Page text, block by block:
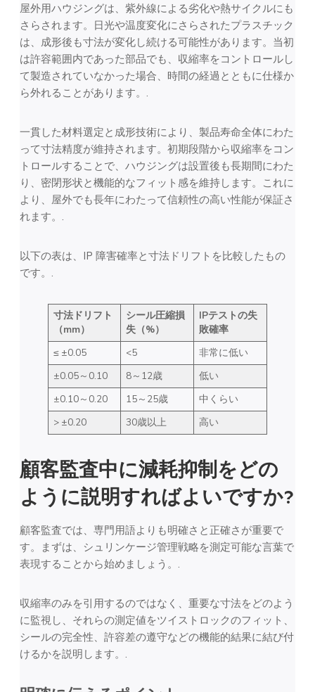
屋外用ハウジングは、紫外線による劣化や熱サイクルにも
さらされます。日光や温度変化にさらされたプラスチック
は、成形後も寸法が変化し続ける可能性があります。当初
は許容範囲内であった部品でも、収縮率をコントロールし
て製造されていなかった場合、時間の経過とともに仕様か
ら外れることがあります。.
一貫した材料選定と成形技術により、製品寿命全体にわた
って寸法精度が維持されます。初期段階から収縮率をコン
トロールすることで、ハウジングは設置後も長期間にわた
り、密閉形状と機能的なフィット感を維持します。これに
より、屋外でも長年にわたって信頼性の高い性能が保証さ
れます。.
以下の表は、IP 障害確率と寸法ドリフトを比較したもの
です。.
寸法ドリフト
（mm）
シール圧縮損
失（%）
IPテストの失
敗確率
≤ ±0.05
<5
非常に低い
±0.05～0.10
8～12歳
低い
±0.10～0.20
15～25歳
中くらい
> ±0.20
30歳以上 高い
顧客監査中に減耗抑制をどの
ように説明すればよいですか?
顧客監査では、専門用語よりも明確さと正確さが重要で
す。まずは、シュリンケージ管理戦略を測定可能な言葉で
表現することから始めましょう。.
収縮率のみを引用するのではなく、重要な寸法をどのよう
に監視し、それらの測定値をツイストロックのフィット、
シールの完全性、許容差の遵守などの機能的結果に結び付
けるかを説明します。.